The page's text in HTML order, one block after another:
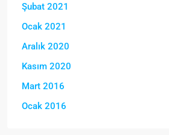
Şubat 2021
Ocak 2021
Aralık 2020
Kasım 2020
Mart 2016
Ocak 2016